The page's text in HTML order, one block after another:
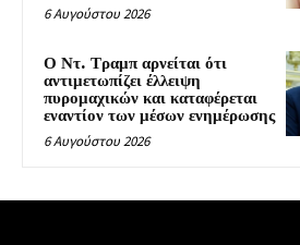
6 Αυγούστου 2026
Ο Ντ. Τραμπ αρνείται ότι
αντιμετωπίζει έλλειψη
πυρομαχικών και καταφέρεται
εναντίον των μέσων ενημέρωσης
6 Αυγούστου 2026